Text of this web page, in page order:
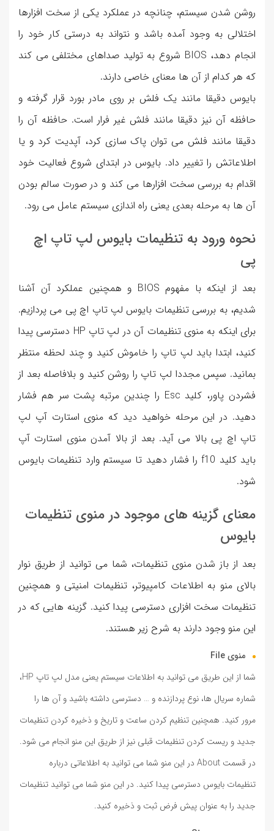
روشن شدن سیستم، چنانچه در عملکرد یکی از سخت افزارها
اختلالی به وجود آمده باشد و نتواند به درستی کار خود را
انجام دهد، BIOS شروع به تولید صداهای مختلفی می کند
که هر کدام از آن ها معنای خاصی دارند.
بایوس دقیقا مانند یک فلش بر روی مادر بورد قرار گرفته و
حافظه آن نیز دقیقا مانند فلش غیر فرار است. حافظه آن را
دقیقا مانند فلش می توان پاک سازی کرد، آپدیت کرد و یا
اطلاعاتش را تغییر داد. بایوس در ابتدای شروع فعالیت خود
اقدام به بررسی سخت افزارها می کند و در صورت سالم بودن
آن ها به مرحله بعدی یعنی راه اندازی سیستم عامل می رود.
نحوه ورود به تنظیمات بایوس لپ تاپ اچ
پی
بعد از اینکه با مفهوم BIOS و همچنین عملکرد آن آشنا
شدیم، به بررسی تنظیمات بایوس لپ تاپ اچ پی می پردازیم.
برای اینکه به منوی تنظیمات آن در لپ تاپ HP دسترسی پیدا
کنید، ابتدا باید لپ تاپ را خاموش کنید و چند لحظه منتظر
بمانید. سپس مجددا لپ تاپ را روشن کنید و بلافاصله بعد از
فشردن پاور، کلید Esc را چندین مرتبه پشت سر هم فشار
دهید. در این مرحله خواهید دید که منوی استارت آپ لپ
تاپ اچ پی بالا می آید. بعد از بالا آمدن منوی استارت آپ
باید کلید f10 را فشار دهید تا سیستم وارد تنظیمات بایوس
شود.
معنای گزینه های موجود در منوی تنظیمات
بایوس
بعد از باز شدن منوی تنظیمات، شما می توانید از طریق نوار
بالای منو به اطلاعات کامپیوتر، تنظیمات امنیتی و همچنین
تنظیمات سخت افزاری دسترسی پیدا کنید. گزینه هایی که در
این منو وجود دارند به شرح زیر هستند.
منوی File
شما از این طریق می توانید به اطلاعات سیستم یعنی مدل لپ تاپ HP،
شماره سریال ها، نوع پردازنده و … دسترسی داشته باشید و آن ها را
مرور کنید. همچنین تنظیم کردن ساعت و تاریخ و ذخیره کردن تنظیمات
جدید و ریست کردن تنظیمات قبلی نیز از طریق این منو انجام می شود.
در قسمت About در این منو شما می توانید به اطلاعاتی درباره
تنظیمات بایوس دسترسی پیدا کنید. در این منو شما می توانید تنظیمات
جدید را به عنوان پیش فرض ثبت و ذخیره کنید.